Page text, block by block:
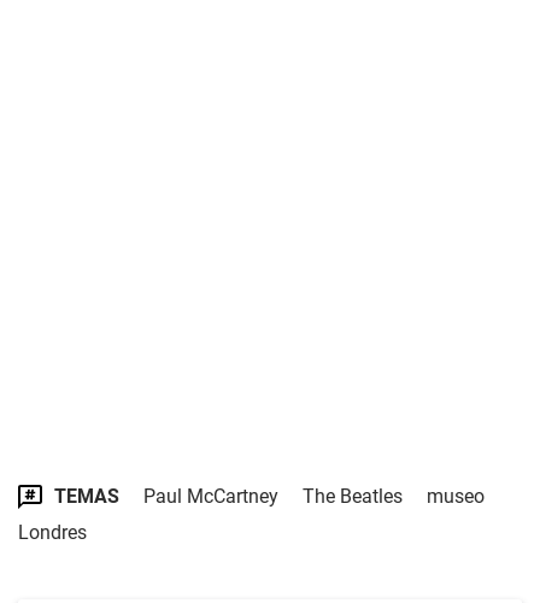
TEMAS Paul McCartney The Beatles
museo
Londres